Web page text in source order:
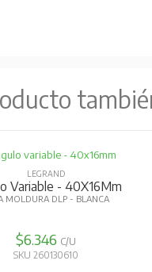
LEGRAND
Extremo - 40X16Mm
MOLDURA DLP - BLANCA
$2.594 C/U
SKU 260130600